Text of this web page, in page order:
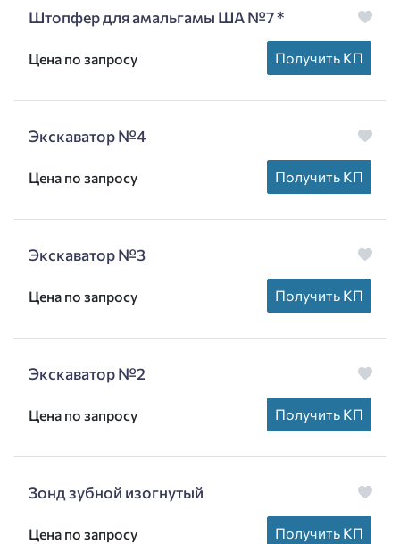
Штопфер для амальгамы ША №7 *
Цена по запросу Получить КП
Экскаватор №4
Цена по запросу Получить КП
Экскаватор №3
Цена по запросу Получить КП
Экскаватор №2
Цена по запросу Получить КП
Зонд зубной изогнутый
Цена по запросу Получить КП